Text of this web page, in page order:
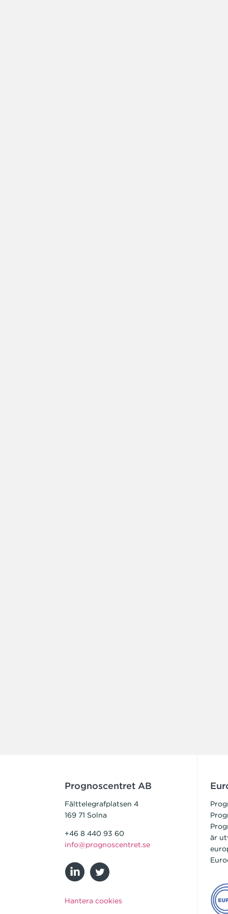
Prognoscentret AB
Fälttelegrafplatsen 4
169 71 Solna
+46 8 440 93 60
info@prognoscentret.se
Hantera cookies
är